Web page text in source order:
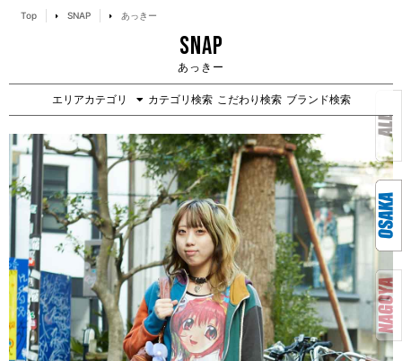
Top SNAP あっきー
SNAP
あっきー
エリアカテゴリ カテゴリ検索 こだわり検索 ブランド検索